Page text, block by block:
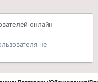
онлайн
не